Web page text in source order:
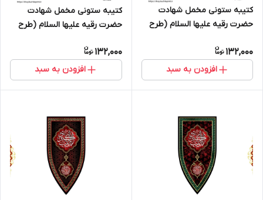
کتیبه ستونی مخمل شهادت
حضرت رقیه علیها السلام (طرح
132,000
افزودن به سبد
کتیبه ستونی مخمل شهادت
حضرت رقیه علیها السلام (طرح
132,000
افزودن به سبد